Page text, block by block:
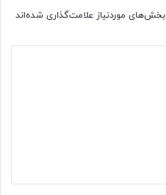
بخش‌های موردنیاز علامت‌گذاری شده‌اند